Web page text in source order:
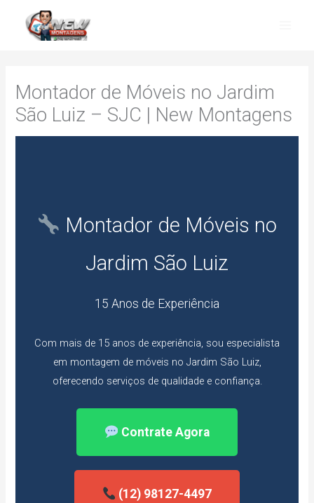
Montador de Móveis no Jardim
São Luiz – SJC | New Montagens
Montador de Móveis no
Jardim São Luiz
15 Anos de Experiência
Com mais de 15 anos de experiência, sou especialista
em montagem de móveis no Jardim São Luiz,
oferecendo serviços de qualidade e confiança.
Contrate Agora
(12) 98127-4497